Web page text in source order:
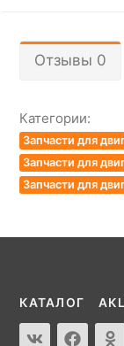
Отзывы 0
Категории:
Запчасти для
Запчасти для
Запчасти для
КАТАЛОГ